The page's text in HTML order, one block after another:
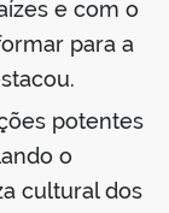
e com o
para a
potentes
o
cultural dos